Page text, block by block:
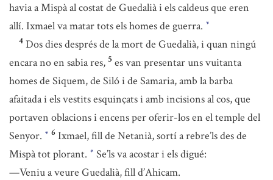
havia a Mispà al costat de Guedalià i els caldeus que eren
allí. Ixmael va matar tots els homes de guerra. *
4 Dos dies després de la mort de Guedalià, i quan ningú
encara no en sabia res, 5 es van presentar uns vuitanta
homes de Siquem, de Siló i de Samaria, amb la barba
afaitada i els vestits esquinçats i amb incisions al cos, que
portaven oblacions i encens per oferir-los en el temple del
Senyor. * 6 Ixmael, fill de Netanià, sortí a rebre’ls des de
Mispà tot plorant. * Se’ls va acostar i els digué:
—Veniu a veure Guedalià, fill d’Ahicam.